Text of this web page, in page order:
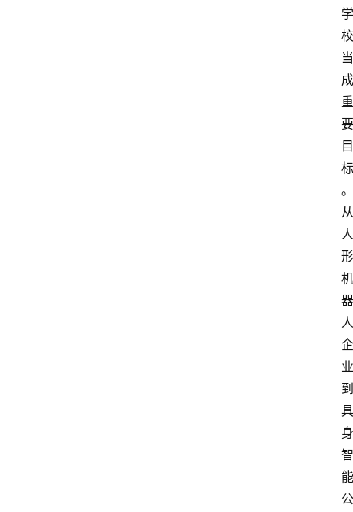
学
校
当
成
重
要
目
标
。
从
人
形
机
器
人
企
业
到
具
身
智
能
公